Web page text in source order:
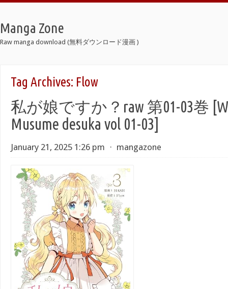
Manga Zone
Raw manga download (無料ダウンロード漫画 )
Tag Archives: Flow
私が娘ですか？raw 第01-03巻
Musume desuka vol 01-03]
January 21, 2025 1:26 pm ⋅ mangazone